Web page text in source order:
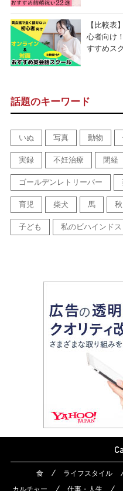
【比較表
心者向け
すすめス
話題のキーワード
いぬ 写真 動物
実録 不妊治療 閉経
ゴールデンレトリーバー
育児 柴犬 馬
子ども 私のビハインド
食 ライフスタイル
カルチャー
仕事・人生